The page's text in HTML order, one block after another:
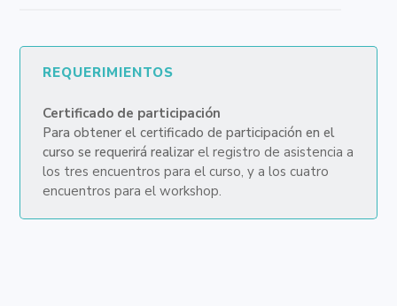
REQUERIMIENTOS
Certificado de participación
Para obtener el certificado de participación en el
curso se requerirá realizar el registro de asistencia a
los tres encuentros para el curso, y a los cuatro
encuentros para el workshop.